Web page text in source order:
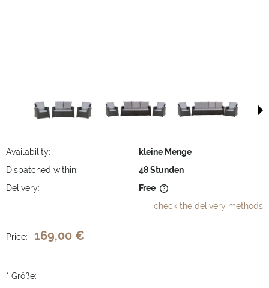
Availability:
kleine Menge
Dispatched within:
48 Stunden
Delivery:
Free
check the delivery methods
Price: 169,00 €
* Größe: